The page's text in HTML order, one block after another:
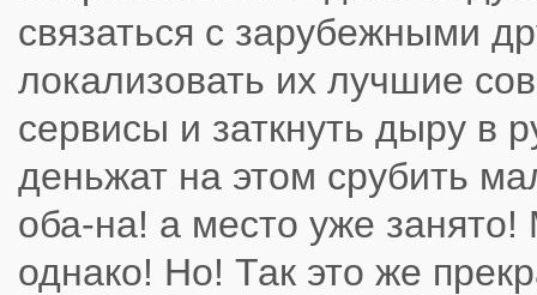
связаться с зарубежными
локализовать их лучшие
сервисы и заткнуть дыру в
деньжат на этом срубить
оба-на! а место уже
однако! Но! Так это же